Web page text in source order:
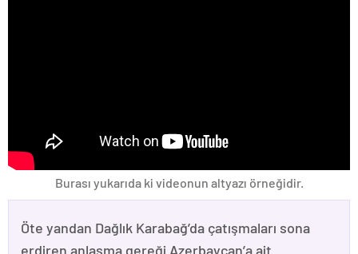
Burası yukarıda ki videonun altyazı örneğidir.
Öte yandan Dağlık Karabağ’da çatışmaları sona
erdiren anlaşma gereği Azerbaycan’a ait